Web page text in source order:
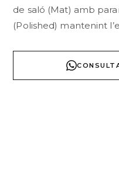
de saló (Mat) amb
(Polished) mantenint